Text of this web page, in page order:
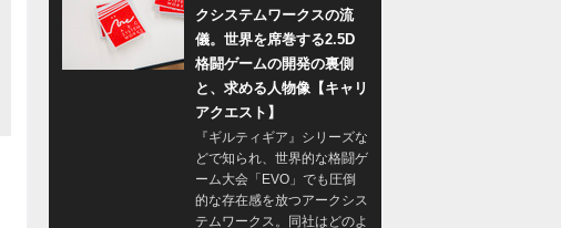
クシステムワークスの流
儀。世界を席巻する2.5D
格闘ゲームの開発の裏側
と、求める人物像【キャリ
アクエスト】
『ギルティギア』シリーズな
どで知られ、世界的な格闘ゲ
ーム大会「EVO」でも圧倒
的な存在感を放つアークシス
テムワークス。同社はどのよ